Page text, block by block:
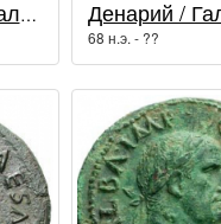
Тетрадрахма / Гальба (68 - 69 гг.)
68 н.э. - ??